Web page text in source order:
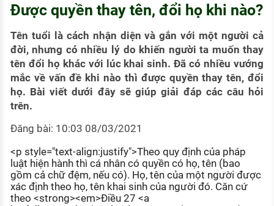
Việc làm lương cao
Việc làm tốt nhất
CÔNG TY
Danh sách nhà tuyển dụng
Nhà tuyển dụng hàng đầu
Tạo CV trực tuyến
MẪU CV THEO STYLE
Mẫu CV đơn giản
Mẫu CV hiện đại
Tính trợ cấp thất nghiệp
PHÁP LUẬT LAO ĐỘNG
Lao động và tiền lương
Bảo hiểm và phúc lợi
Thuế thu nhập
Chính sách lao động
KHÁM PHÁ NGHỀ NGHIỆP
Tử vi nghề nghiệp
Được quyền thay tên, đổi họ khi nào?
Tên tuổi là cách nhận diện và gắn với một người cả
đời, nhưng có nhiều lý do khiến người ta muốn thay
tên đổi họ khác với lúc khai sinh. Đã có nhiều vướng
mắc về vấn đề khi nào thì được quyền thay tên, đổi
họ. Bài viết dưới đây sẽ giúp giải đáp các câu hỏi
trên.
Đăng bài: 10:03 08/03/2021
<p style="text-align:justify">Theo quy định của pháp
luật hiện hành thì cá nhân có quyền có họ, tên (bao
gồm cả chữ đệm, nếu có). Họ, tên của một người được
xác định theo họ, tên khai sinh của người đó. Căn cứ
theo <strong><em>Điều 27 <a